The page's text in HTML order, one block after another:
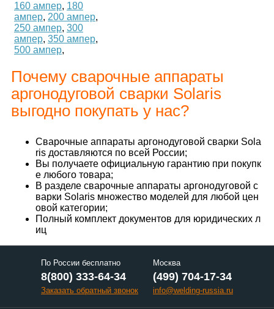
160 ампер, 180
ампер, 200 ампер,
250 ампер, 300
ампер, 350 ампер,
500 ампер,
Почему сварочные аппараты
аргонодуговой сварки Solaris
выгодно покупать у нас?
Сварочные аппараты аргонодуговой сварки Sola
ris доставляются по всей России;
Вы получаете официальную гарантию при покупк
е любого товара;
В разделе сварочные аппараты аргонодуговой с
варки Solaris множество моделей для любой цен
овой категории;
Полный комплект документов для юридических л
иц
По России бесплатно
8(800) 333-64-34
Заказать обратный звонок
Москва
(499) 704-17-34
info@welding-russia.ru